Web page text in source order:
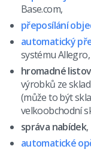
Služby
Implementace
Další
Partneři
Kontakt
english (IN)
română
Čeština
deutsch
português
Base.com,
přeposílání
automatický
systému Allegro,
hromadné
výrobků ze
(může to být
velkoobchodní
správa nabídek,
automatické